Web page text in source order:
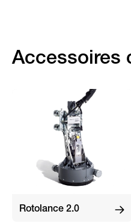
Accessoires
Rotolance 2.0